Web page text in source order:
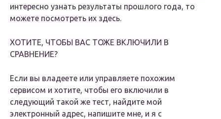
интересно узнать результаты прошлого года, то
можете посмотреть их здесь.
ХОТИТЕ, ЧТОБЫ ВАС ТОЖЕ ВКЛЮЧИЛИ В
СРАВНЕНИЕ?
Если вы владеете или управляете похожим
сервисом и хотите, чтобы его включили в
следующий такой же тест, найдите мой
электронный адрес, напишите мне, и я с